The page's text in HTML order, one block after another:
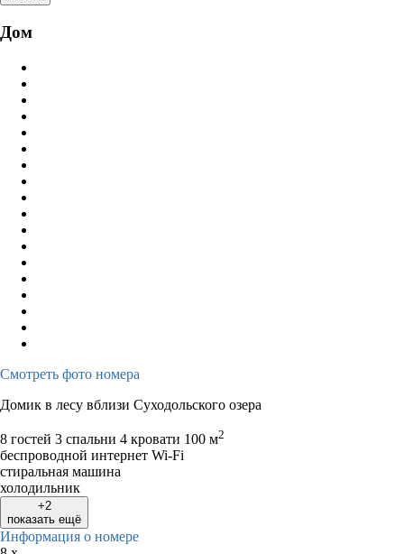
Дом
Смотреть фото номера
Домик в лесу вблизи Суходольского озера
8 гостей 3 спальни 4 кровати 100 м2
беспроводной интернет Wi-Fi
стиральная машина
холодильник
+2
показать ещё
Информация о номере